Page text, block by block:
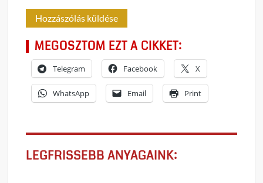
MEGOSZTOM EZT A CIKKET:
Telegram Facebook X
WhatsApp Email Print
LEGFRISSEBB ANYAGAINK: